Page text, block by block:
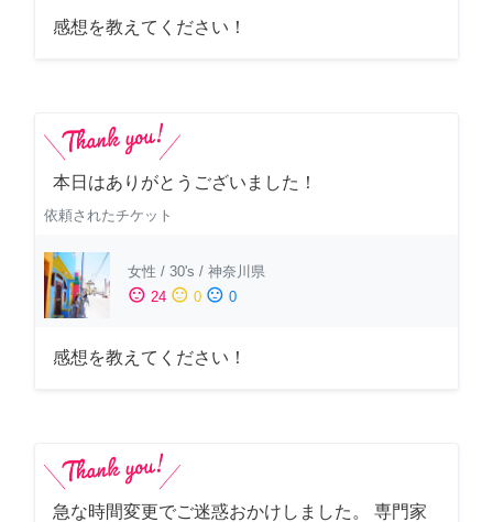
感想を教えてください！
本日はありがとうございました！
依頼されたチケット
女性 / 30's / 神奈川県
sentiment_satisfied 24 sentiment_neutral 0 sentiment_dissatisfied 0
感想を教えてください！
急な時間変更でご迷惑おかけしました。 専門家